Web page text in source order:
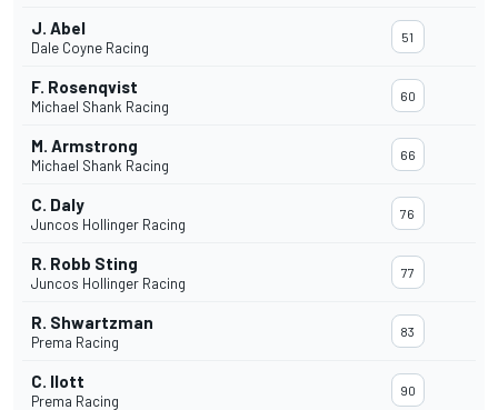
J. Abel
Dale Coyne Racing
51
F. Rosenqvist
Michael Shank Racing
60
M. Armstrong
Michael Shank Racing
66
C. Daly
Juncos Hollinger Racing
76
R. Robb Sting
Juncos Hollinger Racing
77
R. Shwartzman
Prema Racing
83
C. Ilott
Prema Racing
90